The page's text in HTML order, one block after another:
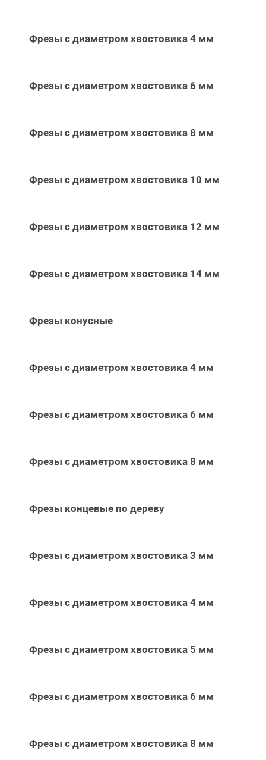
Фрезы с диаметром хвостовика 4 мм
Фрезы с диаметром хвостовика 6 мм
Фрезы с диаметром хвостовика 8 мм
Фрезы с диаметром хвостовика 10 мм
Фрезы с диаметром хвостовика 12 мм
Фрезы с диаметром хвостовика 14 мм
Фрезы конусные
Фрезы с диаметром хвостовика 4 мм
Фрезы с диаметром хвостовика 6 мм
Фрезы с диаметром хвостовика 8 мм
Фрезы концевые по дереву
Фрезы с диаметром хвостовика 3 мм
Фрезы с диаметром хвостовика 4 мм
Фрезы с диаметром хвостовика 5 мм
Фрезы с диаметром хвостовика 6 мм
Фрезы с диаметром хвостовика 8 мм